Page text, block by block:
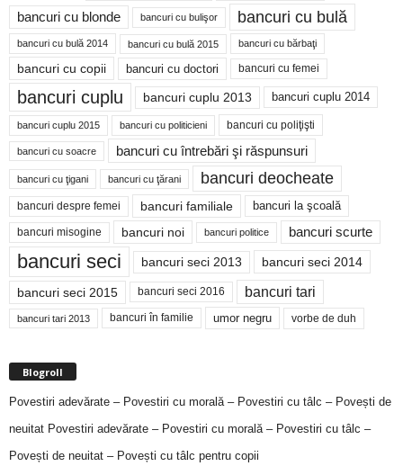
bancuri cu blonde bancuri cu bulişor bancuri cu bulă
bancuri cu bulă 2014 bancuri cu bulă 2015 bancuri cu bărbaţi
bancuri cu copii bancuri cu doctori bancuri cu femei
bancuri cuplu bancuri cuplu 2013 bancuri cuplu 2014
bancuri cuplu 2015 bancuri cu politicieni bancuri cu poliţişti
bancuri cu soacre bancuri cu întrebări şi răspunsuri
bancuri cu ţigani bancuri cu ţărani bancuri deocheate
bancuri despre femei bancuri familiale bancuri la şcoală
bancuri misogine bancuri noi bancuri politice bancuri scurte
bancuri seci bancuri seci 2013 bancuri seci 2014
bancuri seci 2015 bancuri seci 2016 bancuri tari
bancuri tari 2013 bancuri în familie umor negru vorbe de duh
Blogroll
Povestiri adevărate – Povestiri cu morală – Povestiri cu tâlc – Povești de
neuitat Povestiri adevărate – Povestiri cu morală – Povestiri cu tâlc –
Povești de neuitat – Povești cu tâlc pentru copii